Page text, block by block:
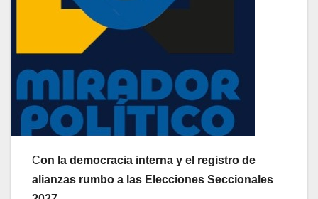
Con la democracia interna y el registro de
alianzas rumbo a las Elecciones Seccionales